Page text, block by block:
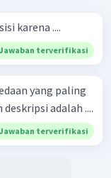
karena ....
Jawaban terverifikasi
yang paling
adalah ....
Jawaban terverifikasi